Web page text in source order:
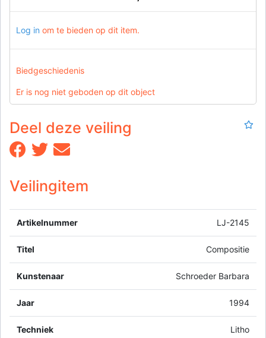
Log in om te bieden op dit item.
Biedgeschiedenis
Er is nog niet geboden op dit object
Deel deze veiling
Veilingitem
Artikelnummer LJ-2145
Titel Compositie
Kunstenaar Schroeder Barbara
Jaar 1994
Techniek Litho